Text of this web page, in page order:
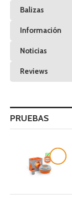
Balizas
Información
Noticias
Reviews
PRUEBAS